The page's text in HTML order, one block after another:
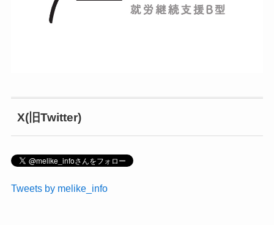
X(旧Twitter)
Tweets by melike_info